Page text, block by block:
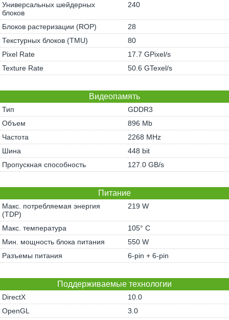
Универсальных шейдерных
блоков
240
Блоков растеризации (ROP)
28
Текстурных блоков (TMU)
80
Pixel Rate
17.7 GPixel/s
Texture Rate
50.6 GTexel/s
Видеопамять
Тип
GDDR3
Объем
896 Mb
Частота
2268 MHz
Шина
448 bit
Пропускная способность
127.0 GB/s
Питание
Макс. потребляемая энергия
(TDP)
219 W
Макс. температура
105° C
Мин. мощность блока питания
550 W
Разъемы питания
6-pin + 6-pin
Поддерживаемые технологии
DirectX
10.0
OpenGL
3.0